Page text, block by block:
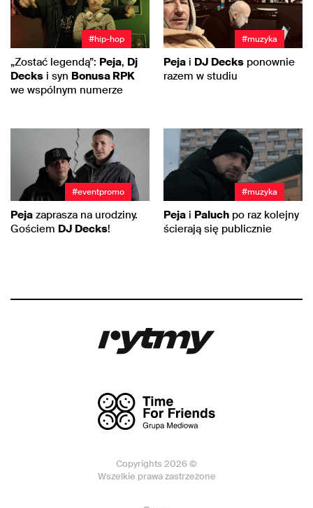
#hip-hop
„Zostać legendą”: Peja, Dj
Decks i syn Bonusa RPK
we wspólnym numerze
#muzyka
Peja i DJ Decks ponownie
razem w studiu
#eventpromo
Peja zaprasza na urodziny.
Gościem DJ Decks!
#muzyka
Peja i Paluch po raz kolejny
ścierają się publicznie
Copyrights 2026 ©
Wszelkie prawa zastrzeżone